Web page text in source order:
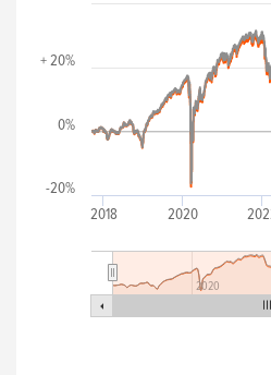
2018 2020
2020
-20%
0%
+ 20%